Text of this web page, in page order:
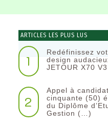
ARTICLES LES PLUS LUS
1
Redéfinissez
design
JETOUR X70 V3
2
Appel à
cinquante (50)
du Diplôme
Gestion (…)